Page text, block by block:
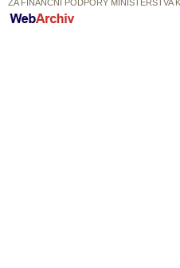
ZA FINANČNÍ PODPORY MINISTERSTVA